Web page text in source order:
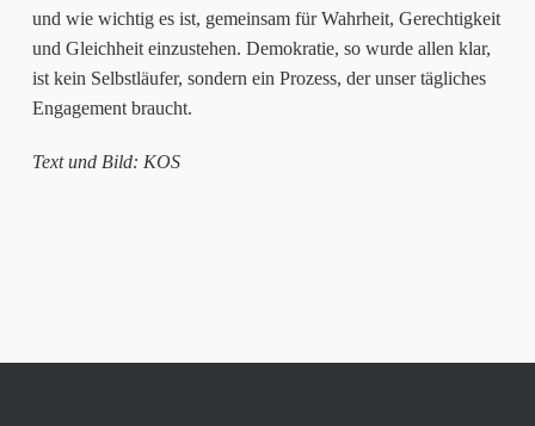
und wie wichtig es ist, gemeinsam für Wahrheit, Gerechtigkeit
und Gleichheit einzustehen. Demokratie, so wurde allen klar,
ist kein Selbstläufer, sondern ein Prozess, der unser tägliches
Engagement braucht.
Text und Bild: KOS